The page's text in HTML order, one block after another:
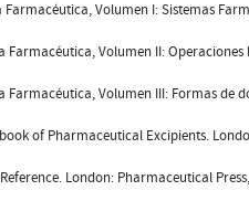
Farmacéutica, Volumen I: Sistemas
Farmacéutica, Volumen II:
Farmacéutica, Volumen III: Formas de
of Pharmaceutical Excipients.
London: Pharmaceutical